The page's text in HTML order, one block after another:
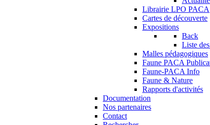
Librairie LPO PACA
Cartes de découverte
Expositions
Back
Liste
Malles pédagogiques
Faune PACA
Faune-PACA Info
Faune & Nature
Rapports d'activités
Documentation
Nos partenaires
Contact